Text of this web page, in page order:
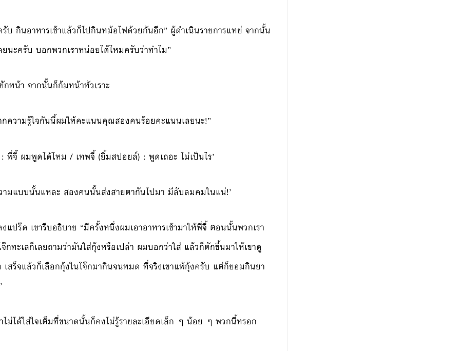
กินอาหารเช้าแล้วก็ไปกินหม้อไฟด้วยกันอีก” ผู้ดำเนินรายการแหย่ จากนั้น
ะครับ บอกพวกเราหน่อยได้ไหมครับว่าทำไม”
หน้า จากนั้นก็ก้มหน้าหัวเราะ
ความรู้ใจกันนี้ผมให้คะแนนคุณสองคนร้อยคะแนนเลยนะ!”
จี้ ผมพูดได้ไหม / เทพจี้ (ยิ้มสปอยล์) : พูดเถอะ ไม่เป็นไร’
มแบบนั้นแหละ สองคนนั้นส่งสายตากันไปมา มีลับลมคมในแน่!’
ปร๊ด เขารีบอธิบาย “มีครั้งหนึ่งผมเอาอาหารเช้ามาให้พี่จี้ ตอนนั้นพวกเรา
ทะเลก็เลยถามว่ามันใส่กุ้งหรือเปล่า ผมบอกว่าใส่ แล้วก็ตักขึ้นมาให้เขาดู
ร็จแล้วก็เลือกกุ้งในโจ๊กมากินจนหมด ที่จริงเขาแพ้กุ้งครับ แต่ก็ยอมกินยา
ม่ได้ใส่ใจเต็มที่ขนาดนั้นก็คงไม่รู้รายละเอียดเล็ก ๆ น้อย ๆ พวกนี้หรอก